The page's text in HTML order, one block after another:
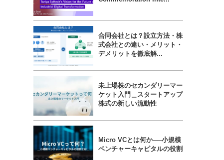
合同会社とは？設立方法・株
式会社との違い・メリット・
デメリットを徹底解...
未上場株のセカンダリーマー
ケット入門＿スタートアップ
株式の新しい流動性
Micro VCとは何か──小規模
ベンチャーキャピタルの役割